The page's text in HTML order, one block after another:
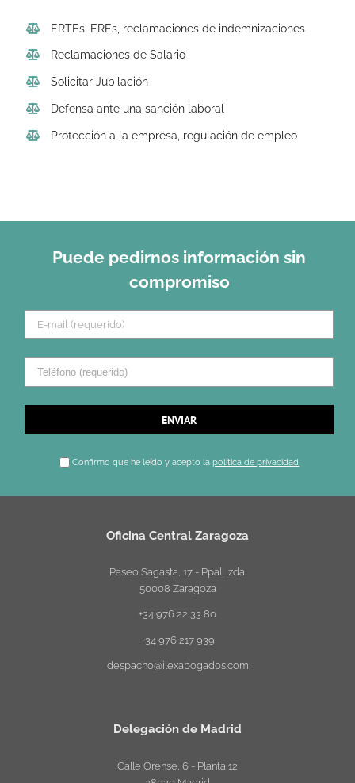
ERTEs, EREs, reclamaciones de indemnizaciones
Reclamaciones de Salario
Solicitar Jubilación
Defensa ante una sanción laboral
Protección a la empresa, regulación de empleo
Puede pedirnos información sin
compromiso
Confirmo que he leído y acepto lapolítica de privacidad
Oficina Central Zaragoza
Paseo Sagasta, 17 - Ppal. Izda.
50008 Zaragoza
+34 976 22 33 80
+34 976 217 939
despacho@ilexabogados.com
Delegación de Madrid
Calle Orense, 6 - Planta 12